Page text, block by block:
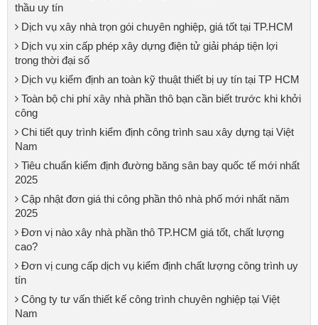
thầu uy tín
Dịch vụ xây nhà trọn gói chuyên nghiệp, giá tốt tại TP.HCM
Dịch vụ xin cấp phép xây dựng điện tử giải pháp tiện lợi
trong thời đại số
Dịch vụ kiểm định an toàn kỹ thuật thiết bị uy tín tại TP HCM
Toàn bộ chi phí xây nhà phần thô bạn cần biết trước khi khởi
công
Chi tiết quy trình kiểm định công trình sau xây dựng tại Việt
Nam
Tiêu chuẩn kiểm định đường băng sân bay quốc tế mới nhất
2025
Cập nhật đơn giá thi công phần thô nhà phố mới nhất năm
2025
Đơn vị nào xây nhà phần thô TP.HCM giá tốt, chất lượng
cao?
Đơn vị cung cấp dịch vụ kiểm định chất lượng công trình uy
tín
Công ty tư vấn thiết kế công trình chuyên nghiệp tại Việt
Nam